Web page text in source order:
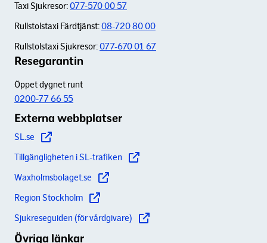
Taxi Sjukresor:077-570 00 57
Rullstolstaxi Färdtjänst:08-720 80 00
Rullstolstaxi Sjukresor:077-670 01 67
Resegarantin
Öppet dygnet runt
0200-77 66 55
Externa webbplatser
SL.se
Tillgängligheten i SL-trafiken
Waxholmsbolaget.se
Region Stockholm
Sjukreseguiden (för vårdgivare)
Övriga länkar